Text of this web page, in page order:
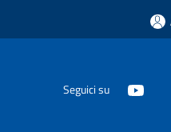
Seguici su